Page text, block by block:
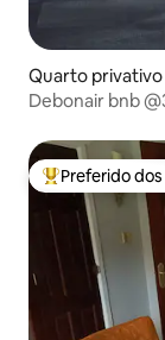
Quarto privativo
Debonair bnb
Entre os
Preferido